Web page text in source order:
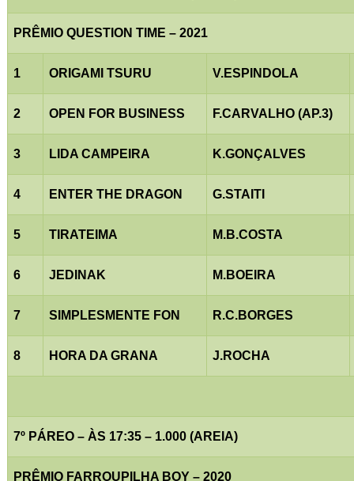
PRÊMIO QUESTION TIME – 2021
1 ORIGAMI TSURU V.ESPINDOLA
2 OPEN FOR BUSINESS F.CARVALHO (AP.3)
3 LIDA CAMPEIRA K.GONÇALVES
4 ENTER THE DRAGON G.STAITI
5 TIRATEIMA M.B.COSTA
6 JEDINAK M.BOEIRA
7 SIMPLESMENTE FON R.C.BORGES
8 HORA DA GRANA J.ROCHA
7º PÁREO – ÀS 17:35 – 1.000 (AREIA)
PRÊMIO FARROUPILHA BOY – 2020